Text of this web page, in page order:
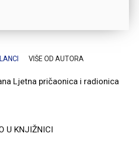
VIŠE OD AUTORA
Ljetna pričaonica i radionica
U KNJIŽNICI